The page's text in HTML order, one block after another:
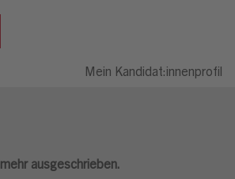
Mein Kandidat:innenprofil
ausgeschrieben.